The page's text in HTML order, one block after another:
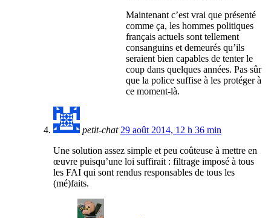
Maintenant c’est vrai que présenté
comme ça, les hommes politiques
français actuels sont tellement
consanguins et demeurés qu’ils
seraient bien capables de tenter le
coup dans quelques années. Pas sûr
que la police suffise à les protéger à
ce moment-là.
petit-chat 29 août 2014, 12 h 36 min
Une solution assez simple et peu coûteuse à mettre en
œuvre puisqu’une loi suffirait : filtrage imposé à tous
les FAI qui sont rendus responsables de tous les
(mé)faits.